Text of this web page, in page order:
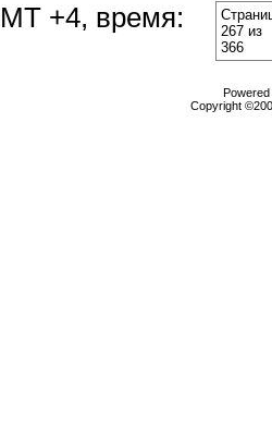
+4, время:
267 из
366
Copyright